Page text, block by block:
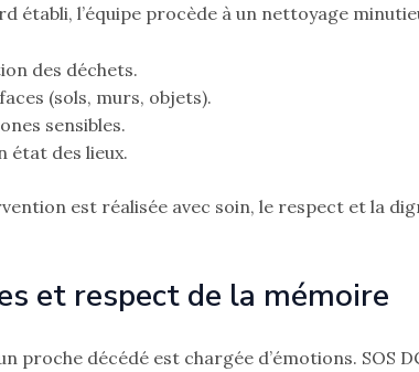
établi, l’équipe procède à un nettoyage
des déchets.
(sols, murs, objets).
sensibles.
état des lieux.
est réalisée avec soin, le respect et la
et respect de la mémoire
proche décédé est chargée d’émotions.